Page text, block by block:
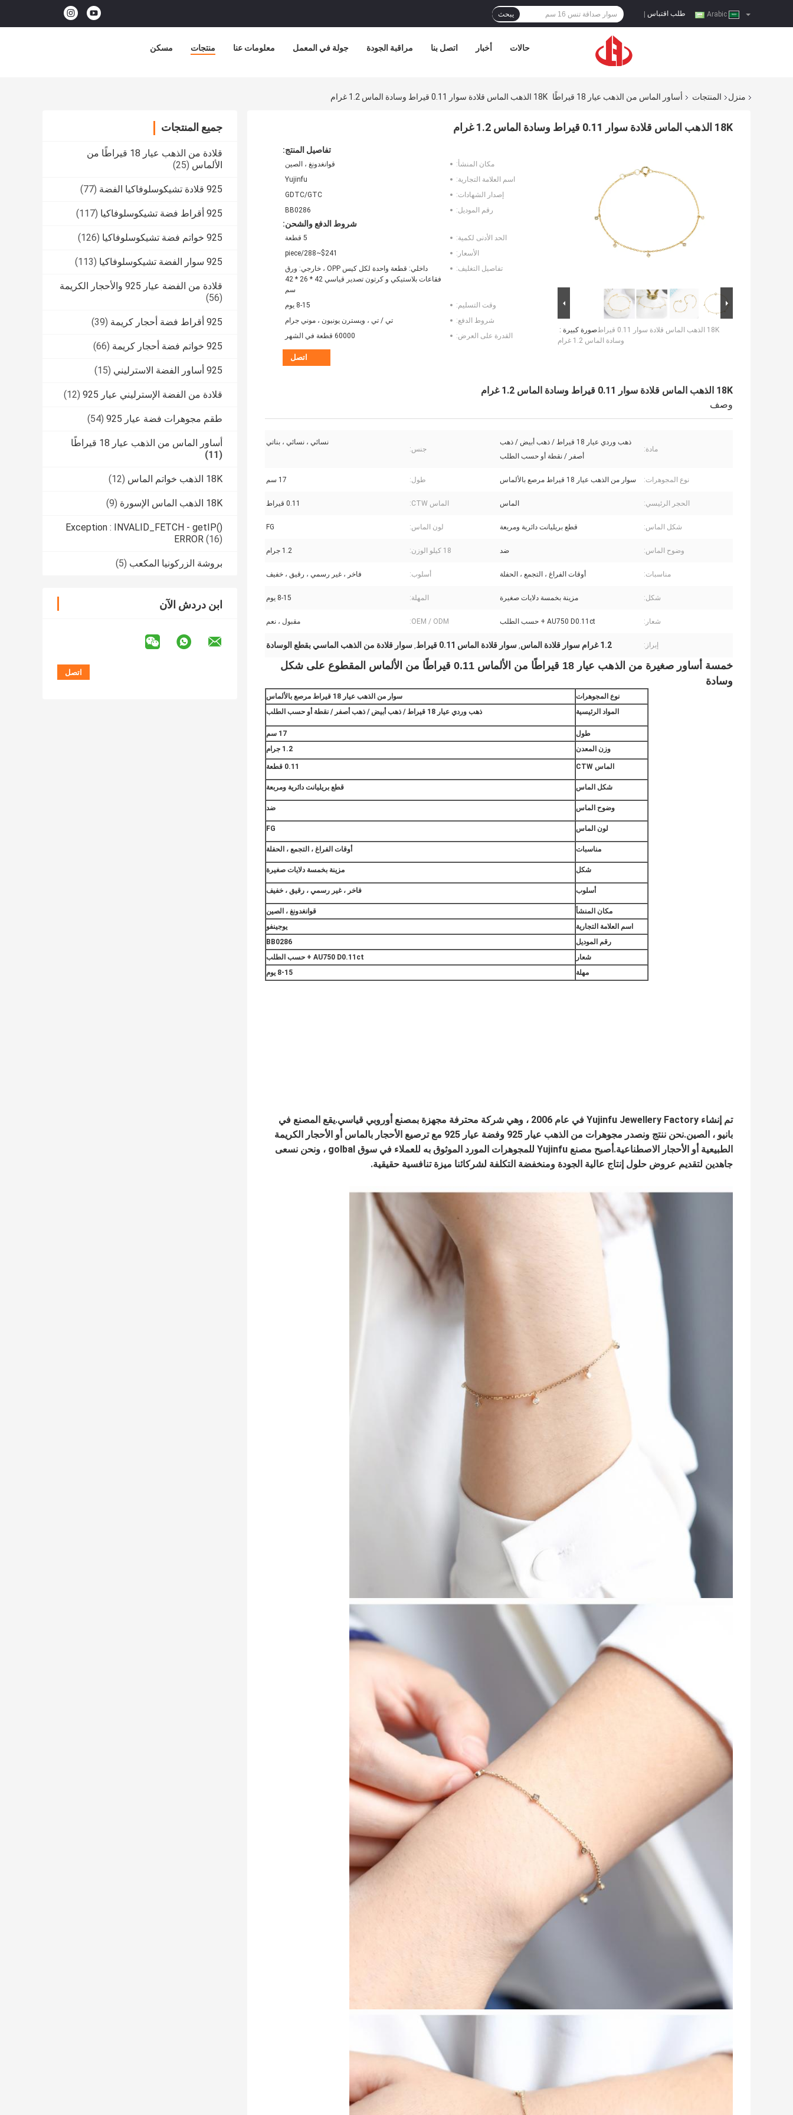
طلب اقتباس يبحث
مسكن منتجات معلومات عنا جولة في المعمل مراقبة الجودة اتصل بنا أخبار حالات
منزل المنتجات أساور الماس من الذهب عيار 18 قيراطًا 18K الذهب الماس قلادة سوار 0.11 قيراط وسادة الماس 1.2 غرام
جميع المنتجات
قلادة من الذهب عيار 18 قيراطًا من
الألماس (25)
925 قلادة تشيكوسلوفاكيا الفضة (77)
925 أقراط فضة تشيكوسلوفاكيا (117)
925 خواتم فضة تشيكوسلوفاكيا (126)
925 سوار الفضة تشيكوسلوفاكيا (113)
قلادة من الفضة عيار 925 والأحجار الكريمة
(56)
925 أقراط فضة أحجار كريمة (39)
925 خواتم فضة أحجار كريمة (66)
925 أساور الفضة الاسترليني (15)
قلادة من الفضة الإسترليني عيار 925 (12)
طقم مجوهرات فضة عيار 925 (54)
أساور الماس من الذهب عيار 18 قيراطًا
(11)
18K الذهب خواتم الماس (12)
18K الذهب الماس الإسورة (9)
Exception : INVALID_FETCH - getIP()
ERROR (16)
بروشة الزركونيا المكعب (5)
ابن دردش الآن
18K الذهب الماس قلادة سوار 0.11 قيراط وسادة الماس 1.2 غرام
صورة كبيرة :18K الذهب الماس قلادة سوار 0.11 قيراط
وسادة الماس 1.2 غرام
تفاصيل المنتج:
مكان المنشأ:
قوانغدونغ ، الصين
اسم العلامة التجارية:
Yujinfu
إصدار الشهادات:
GDTC/GTC
رقم الموديل:
BB0286
شروط الدفع والشحن:
الحد الأدنى لكمية:
5 قطعة
الأسعار:
$241~288/piece
تفاصيل التغليف:
داخلي: قطعة واحدة لكل كيس OPP ، خارجي: ورق
فقاعات بلاستيكي و كرتون تصدير قياسي 42 * 26 * 42
سم
وقت التسليم:
8-15 يوم
شروط الدفع:
تي / تي ، ويسترن يونيون ، موني جرام
القدرة على العرض:
60000 قطعة في الشهر
اتصل
18K الذهب الماس قلادة سوار 0.11 قيراط وسادة الماس 1.2 غرام
وصف
مادة:
ذهب وردي عيار 18 قيراط / ذهب أبيض / ذهب
أصفر / نقطة أو حسب الطلب
جنس:
نسائي ، نسائي ، بناتي
نوع المجوهرات: سوار من الذهب عيار 18 قيراط مرصع بالألماس طول: 17 سم
الحجر الرئيسي: الماس الماس CTW: 0.11 قيراط
شكل الماس: قطع بريليانت دائرية ومربعة لون الماس: FG
وضوح الماس: ضد 18 كيلو الوزن: 1.2 جرام
مناسبات: أوقات الفراغ ، التجمع ، الحفلة أسلوب: فاخر ، غير رسمي ، رقيق ، خفيف
شكل: مزينة بخمسة دلايات صغيرة المهلة: 8-15 يوم
شعار: AU750 D0.11ct + حسب الطلب OEM / ODM: مقبول ، نعم
إبراز: 1.2 غرام سوار قلادة الماس , سوار قلادة الماس 0.11 قيراط , سوار قلادة من الذهب الماسي بقطع الوسادة
خمسة أساور صغيرة من الذهب عيار 18 قيراطًا من الألماس 0.11 قيراطًا من الألماس المقطوع على شكل
وسادة
نوع المجوهرات
سوار من الذهب عيار 18 قيراط مرصع بالألماس
المواد الرئيسية
ذهب وردي عيار 18 قيراط / ذهب أبيض / ذهب أصفر / نقطة أو حسب الطلب
طول
17 سم
وزن المعدن
1.2 جرام
الماس CTW 0.11 قطعة
شكل الماس قطع بريليانت دائرية ومربعة
وضوح الماس ضد
لون الماس FG
مناسبات أوقات الفراغ ، التجمع ، الحفلة
شكل مزينة بخمسة دلايات صغيرة
أسلوب فاخر ، غير رسمي ، رقيق ، خفيف
مكان المنشأ
قوانغدونغ ، الصين
اسم العلامة التجارية
يوجينفو
رقم الموديل
BB0286
شعار
AU750 D0.11ct + حسب الطلب
مهلة
8-15 يوم
تم إنشاء Yujinfu Jewellery Factory في عام 2006 ، وهي شركة محترفة مجهزة بمصنع أوروبي قياسي.يقع المصنع في
بانيو ، الصين.نحن ننتج ونصدر مجوهرات من الذهب عيار 925 وفضة عيار 925 مع ترصيع الأحجار بالماس أو الأحجار الكريمة
الطبيعية أو الأحجار الاصطناعية.أصبح مصنع Yujinfu للمجوهرات المورد الموثوق به للعملاء في سوق golbal ، ونحن نسعى
جاهدين لتقديم عروض حلول إنتاج عالية الجودة ومنخفضة التكلفة لشركائنا ميزة تنافسية حقيقية.